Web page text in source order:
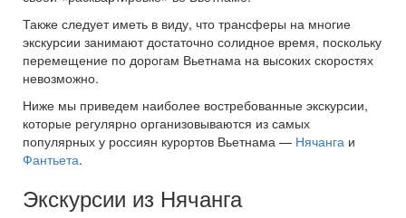
Также следует иметь в виду, что трансферы на многие
экскурсии занимают достаточно солидное время, поскольку
перемещение по дорогам Вьетнама на высоких скоростях
невозможно.
Ниже мы приведем наиболее востребованные экскурсии,
которые регулярно организовываются из самых
популярных у россиян курортов Вьетнама — Нячанга и
Фантьета.
Экскурсии из Нячанга